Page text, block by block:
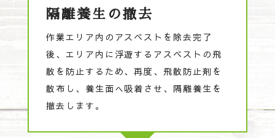
隔離養生の撤去
作業エリア内のアスベストを除去完了
後、エリア内に浮遊するアスベストの飛
散を防止するため、再度、飛散防止剤を
散布し、養生面へ吸着させ、隔離養生を
撤去します。